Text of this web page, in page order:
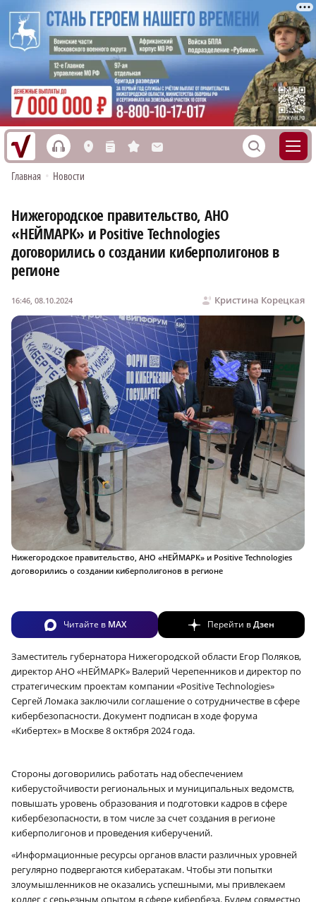
h L n s M S
Главная • Новости
Нижегородское правительство, АНО
«НЕЙМАРК» и Positive Technologies
договорились о создании киберполигонов в
регионе
Кристина Корецкая
16:46, 08.10.2024
Нижегородское правительство, АНО «НЕЙМАРК» и Positive Technologies
договорились о создании киберполигонов в регионе
Читайте в MAX Перейти вДзен
Заместитель губернатора Нижегородской области Егор Поляков,
директор АНО «НЕЙМАРК» Валерий Черепенников и директор по
стратегическим проектам компании «Positive Technologies»
Сергей Ломака заключили соглашение о сотрудничестве в сфере
кибербезопасности. Документ подписан в ходе форума
«Кибертех» в Москве 8 октября 2024 года.
Стороны договорились работать над обеспечением
киберустойчивости региональных и муниципальных ведомств,
повышать уровень образования и подготовки кадров в сфере
кибербезопасности, в том числе за счет создания в регионе
киберполигонов и проведения киберучений.
«Информационные ресурсы органов власти различных уровней
регулярно подвергаются кибератакам. Чтобы эти попытки
злоумышленников не оказались успешными, мы привлекаем
коллег с серьезным опытом в сфере кибербеза. Будем совместно